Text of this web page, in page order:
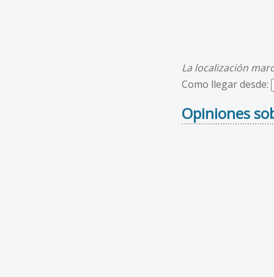
La localización
Como llegar desde:
Opiniones